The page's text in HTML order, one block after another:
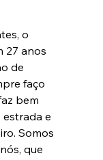
o
27 anos
de
faço
bem
estrada e
Somos
que